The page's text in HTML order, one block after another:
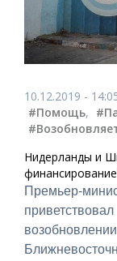
10.12.2019 -
#Помощь,
Нидерланды и
Премьер-